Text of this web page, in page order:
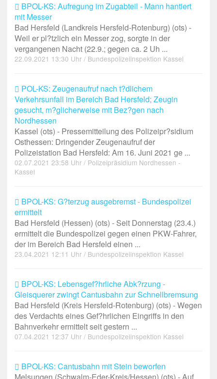
BPOL-KS: Aufregung im Zugabteil - Mann hantiert
mit Messer
Bad Hersfeld (Landkreis Hersfeld-Rotenburg) (ots) -
Weil er pl?tzlich ein Messer zog, sorgte in der
vergangenen Nacht (22.9.; gegen ca. 2 Uh ...
22.09.2021 13:30 Uhr / Bundespolizeiinspektion Kassel
POL-KS: Zeugenaufruf nach t?dlichem
Verkehrsunfall im Bereich Bad Hersfeld; Zeugin
gesucht, m?glicherweise mit Bez?gen nach
Nordhessen
Kassel (ots) - Pressemitteilung des Polizeipr?sidium
Osthessen: Dringender Zeugenaufruf der
Polizeistation Bad Hersfeld: Am 16. Juni 2021 ge ...
02.07.2021 23:58 Uhr / Polizeipräsidium Nordhessen -
Kassel
BPOL-KS: G?terzug ausgebremst - Bundespolizei
ermittelt
Bad Hersfeld (Hessen) (ots) - Seit Donnerstag (23.4.)
ermittelt die Bundespolizei gegen einen PKW-Fahrer,
der im Bereich Bad Hersfeld einen ...
23.04.2021 12:11 Uhr / Bundespolizeiinspektion Kassel
BPOL-KS: Lebensgef?hrliche Abk?rzung -
Gleisquerer zwingt Cantusbahn zur Schnellbremsung
Bad Hersfeld (Kreis Hersfeld-Rotenburg) (ots) - Wegen
des Verdachts eines Gef?hrlichen Eingriffs in den
Bahnverkehr ermittelt seit gestern ...
07.04.2021 12:37 Uhr / Bundespolizeiinspektion Kassel
BPOL-KS: Cantusbahn mit Stein beworfen